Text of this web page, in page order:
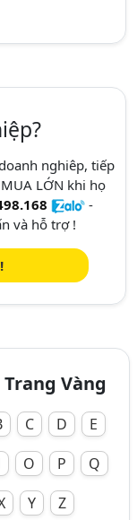
nghiêp, tiếp
LỚN khi họ
-
và hỗ trợ !
Vàng
C D
E
O P
Q
Y Z